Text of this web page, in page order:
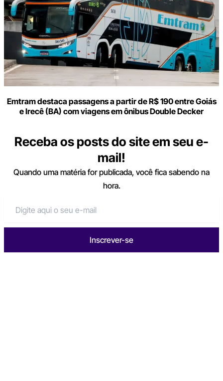
Emtram destaca passagens a partir de R$ 190 entre Goiás
e Irecê (BA) com viagens em ônibus Double Decker
Receba os posts do site em seu e-
mail!
Quando uma matéria for publicada, você fica sabendo na
hora.
Inscrever-se